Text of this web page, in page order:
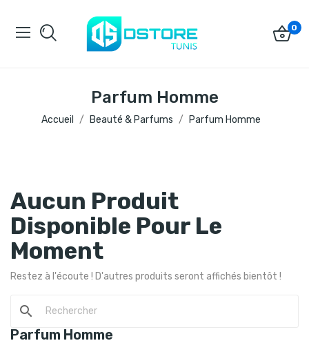
0
Parfum Homme
Accueil Beauté & Parfums Parfum Homme
Parfum Homme
Aucun Produit
Disponible Pour Le
Moment
Restez à l'écoute ! D'autres produits seront affichés bientôt !
search